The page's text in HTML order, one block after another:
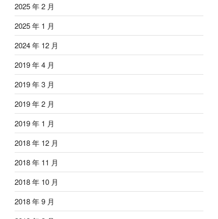
2025 年 2 月
2025 年 1 月
2024 年 12 月
2019 年 4 月
2019 年 3 月
2019 年 2 月
2019 年 1 月
2018 年 12 月
2018 年 11 月
2018 年 10 月
2018 年 9 月